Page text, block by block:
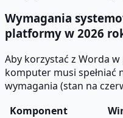
Wymagania
platformy w 2026
Aby korzystać z Worda
komputer musi spełniać
wymagania (stan na
Komponent